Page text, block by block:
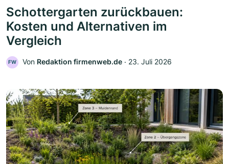
Schottergarten zurückbauen:
Kosten und Alternativen im
Vergleich
FW Von Redaktion firmenweb.de ‧ 23. Juli 2026